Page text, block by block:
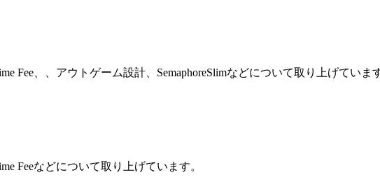
Fee、、アウトゲーム設計、SemaphoreSlimなどについて取り上げていま
Feeなどについて取り上げています。